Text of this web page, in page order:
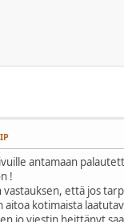
antamaan
!
että jos
kotimaista